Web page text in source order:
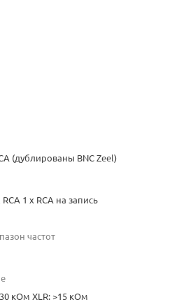
(дублированы BNC Zeel)
1 x RCA на запись
частот
кОм XLR: >15 кОм